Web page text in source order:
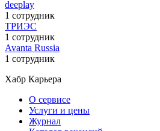
deeplay
1 сотрудник
ТРИЭС
1 сотрудник
Avanta Russia
1 сотрудник
Хабр Карьера
О сервисе
Услуги и цены
Журнал